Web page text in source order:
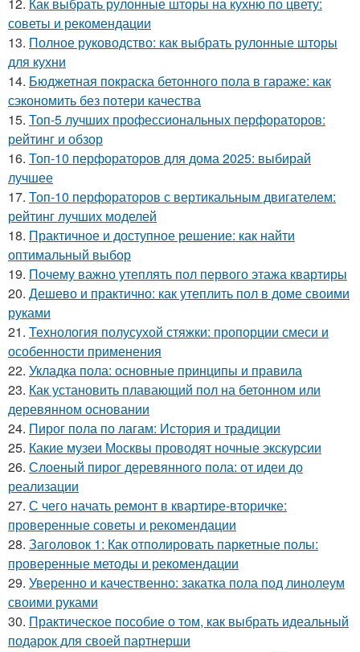
советы и рекомендации
13. Полное руководство: как выбрать рулонные шторы
для кухни
14. Бюджетная покраска бетонного пола в гараже: как
сэкономить без потери качества
15. Топ-5 лучших профессиональных перфораторов:
рейтинг и обзор
16. Топ-10 перфораторов для дома 2025: выбирай
лучшее
17. Топ-10 перфораторов с вертикальным двигателем:
рейтинг лучших моделей
18. Практичное и доступное решение: как найти
оптимальный выбор
19. Почему важно утеплять пол первого этажа квартиры
20. Дешево и практично: как утеплить пол в доме своими
руками
21. Технология полусухой стяжки: пропорции смеси и
особенности применения
22. Укладка пола: основные принципы и правила
23. Как установить плавающий пол на бетонном или
деревянном основании
24. Пирог пола по лагам: История и традиции
25. Какие музеи Москвы проводят ночные экскурсии
26. Слоеный пирог деревянного пола: от идеи до
реализации
27. С чего начать ремонт в квартире-вторичке:
проверенные советы и рекомендации
28. Заголовок 1: Как отполировать паркетные полы:
проверенные методы и рекомендации
29. Уверенно и качественно: закатка пола под линолеум
своими руками
30. Практическое пособие о том, как выбрать идеальный
подарок для своей партнерши